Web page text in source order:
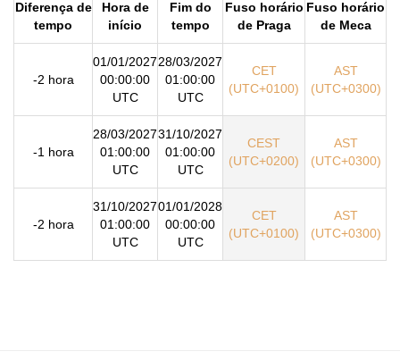
Diferença de
tempo
Hora de
início
Fim do
tempo
Fuso horário
de Praga
Fuso horário
de Meca
-2 hora
01/01/2027
00:00:00
UTC
28/03/2027
01:00:00
UTC
CET
(UTC+0100)
AST
(UTC+0300)
-1 hora
28/03/2027
01:00:00
UTC
31/10/2027
01:00:00
UTC
CEST
(UTC+0200)
AST
(UTC+0300)
-2 hora
31/10/2027
01:00:00
UTC
01/01/2028
00:00:00
UTC
CET
(UTC+0100)
AST
(UTC+0300)